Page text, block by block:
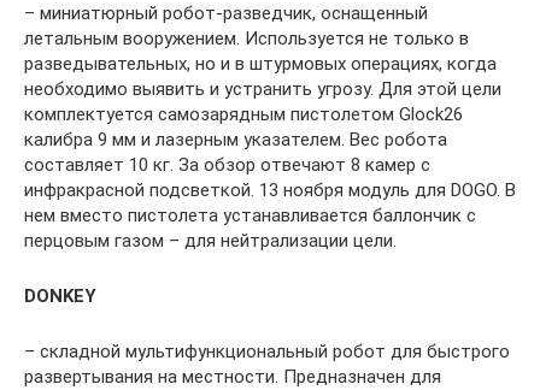
– миниатюрный робот-разведчик, оснащенный
летальным вооружением. Используется не только в
разведывательных, но и в штурмовых операциях, когда
необходимо выявить и устранить угрозу. Для этой цели
комплектуется самозарядным пистолетом Glock26
калибра 9 мм и лазерным указателем. Вес робота
составляет 10 кг. За обзор отвечают 8 камер с
инфракрасной подсветкой. 13 ноября модуль для DOGO. В
нем вместо пистолета устанавливается баллончик с
перцовым газом – для нейтрализации цели.
DONKEY
– складной мультифункциональный робот для быстрого
развертывания на местности. Предназначен для